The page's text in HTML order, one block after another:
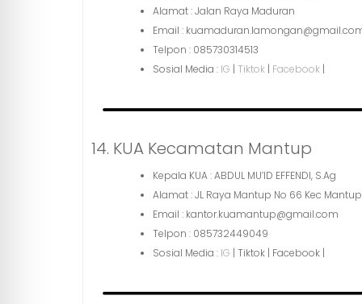
Alamat : Jalan Raya Maduran
Email :
Telpon : 085730314513
Sosial Media : IG | Tiktok | Facebook |
14. KUA Kecamatan Mantup
Kepala KUA : ABDUL MU’ID EFFENDI, S.Ag
Alamat : JL Raya Mantup No 66 Kec
Email : kantor.kuamantup@gmail.com
Telpon : 085732449049
Sosial Media : IG | Tiktok | Facebook |